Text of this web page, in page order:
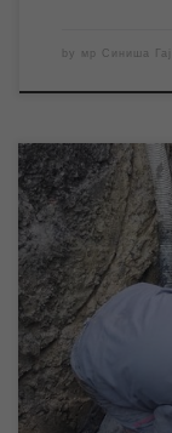
by мр Синиша
Дежурна екипа
успешно је
мрежи у насељу
пуштена вода у
овом градском
хаварије већег